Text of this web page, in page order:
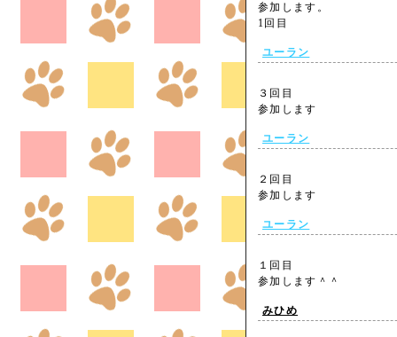
参加します。
1回目
ユーラン
３回目
参加します
ユーラン
２回目
参加します
ユーラン
１回目
参加します＾＾
みひめ